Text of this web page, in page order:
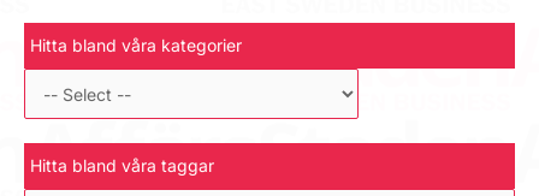
Hitta bland våra kategorier
Hitta bland våra taggar